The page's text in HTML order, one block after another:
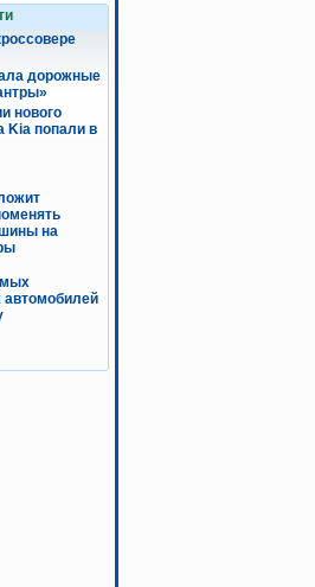
дорожные
нового
Kia попали в
на
автомобилей